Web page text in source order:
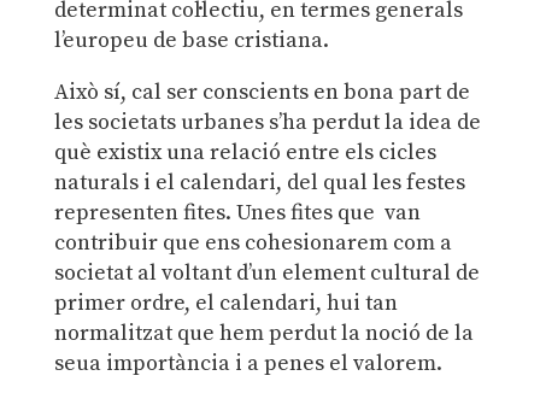
determinat col·lectiu, en termes generals
l’europeu de base cristiana.
Això sí, cal ser conscients en bona part de
les societats urbanes s’ha perdut la idea de
què existix una relació entre els cicles
naturals i el calendari, del qual les festes
representen fites. Unes fites que van
contribuir que ens cohesionarem com a
societat al voltant d’un element cultural de
primer ordre, el calendari, hui tan
normalitzat que hem perdut la noció de la
seua importància i a penes el valorem.